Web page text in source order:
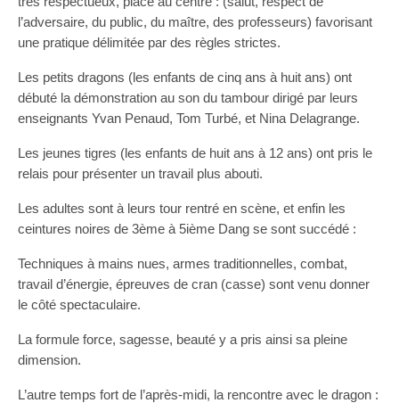
l’adversaire, du public, du maître, des professeurs) favorisant
une pratique délimitée par des règles strictes.
Les petits dragons (les enfants de cinq ans à huit ans) ont
débuté la démonstration au son du tambour dirigé par leurs
enseignants Yvan Penaud, Tom Turbé, et Nina Delagrange.
Les jeunes tigres (les enfants de huit ans à 12 ans) ont pris le
relais pour présenter un travail plus abouti.
Les adultes sont à leurs tour rentré en scène, et enfin les
ceintures noires de 3ème à 5ième Dang se sont succédé :
Techniques à mains nues, armes traditionnelles, combat,
travail d’énergie, épreuves de cran (casse) sont venu donner
le côté spectaculaire.
La formule force, sagesse, beauté y a pris ainsi sa pleine
dimension.
L’autre temps fort de l’après-midi, la rencontre avec le dragon :